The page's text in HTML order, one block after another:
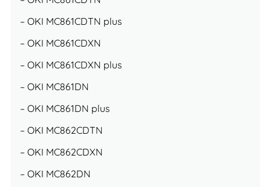
– OKI MC861CDTN plus
– OKI MC861CDXN
– OKI MC861CDXN plus
– OKI MC861DN
– OKI MC861DN plus
– OKI MC862CDTN
– OKI MC862CDXN
– OKI MC862DN